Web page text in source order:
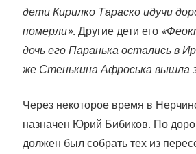
дети Кирилко Тараско идучи
померли».Другие дети его
дочь его Паранька остались в
же Стенькина Афроська вышла
Через некоторое время в
назначен Юрий Бибиков. По
должен был собрать тех из